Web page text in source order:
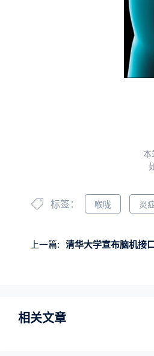
本
标签： 喉咙 炎
上一篇: 清华大学宣布脑机接口技术重
相关文章